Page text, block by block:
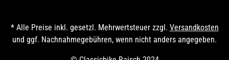
* Alle Preise inkl. gesetzl. Mehrwertsteuer zzgl. Versandkosten
und ggf. Nachnahmegebühren, wenn nicht anders angegeben.